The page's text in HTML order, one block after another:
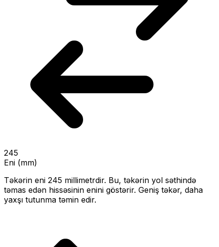
245
Eni (mm)
Təkərin eni 245 millimetrdir. Bu, təkərin yol səthində
təmas edən hissəsinin enini göstərir. Geniş təkər, daha
yaxşı tutunma təmin edir.